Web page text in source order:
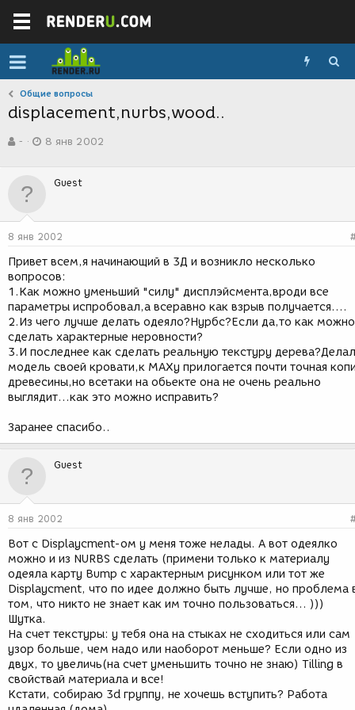
Общие вопросы
displacement,nurbs,wood..
в
р
-
а
д
н
и
я
8 янв 2002
Guest
8 янв 2002
Привет всем,я начинающий в 3Д и возникло несколько
вопросов:
1.Как можно уменьший "силу" дисплэйсмента,вроди все
параметры испробовал,а всеравно как взрыв получается....
2.Из чего лучше делать одеяло?Нурбс?Если да,то как можно
сделать характерные неровности?
3.И последнее как сделать реальную текстуру дерева?Делал
модель своей кровати,к МАХу прилогается почти точная
древесины,но всетаки на обьекте она не очень реально
выглядит...как это можно исправить?
Заранее спасибо..
Guest
8 янв 2002
Вот с Displaycment-ом у меня тоже нелады. А вот одеялко
можно и из NURBS сделать (примени только к материалу
одеяла карту Bump с характерным рисунком или тот же
Displaycment, что по идее должно быть лучше, но проблема
том, что никто не знает как им точно пользоваться... )))
Шутка.
На счет текстуры: у тебя она на стыках не сходиться или сам
узор больше, чем надо или наоборот меньше? Если одно из
двух, то увеличь(на счет уменьшить точно не знаю) Tilling в
свойствай материала и все!
Кстати, собираю 3d группу, не хочешь вступить? Работа